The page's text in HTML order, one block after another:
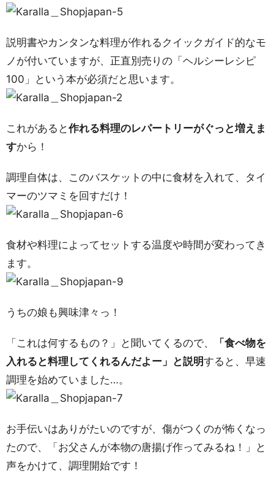
説明書やカンタンな料理が作れるクイックガイド的なモ
ノが付いていますが、正直別売りの「ヘルシーレシピ
100」という本が必須だと思います。
これがあると作れる料理のレパートリーがぐっと増えま
すから！
調理自体は、このバスケットの中に食材を入れて、タイ
マーのツマミを回すだけ！
食材や料理によってセットする温度や時間が変わってき
ます。
うちの娘も興味津々っ！
「これは何するもの？」と聞いてくるので、
「食べ物を
入れると料理してくれるんだよー」と説明すると、早速
調理を始めていました…。
お手伝いはありがたいのですが、傷がつくのが怖くなっ
たので、「お父さんが本物の唐揚げ作ってみるね！」と
声をかけて、調理開始です！